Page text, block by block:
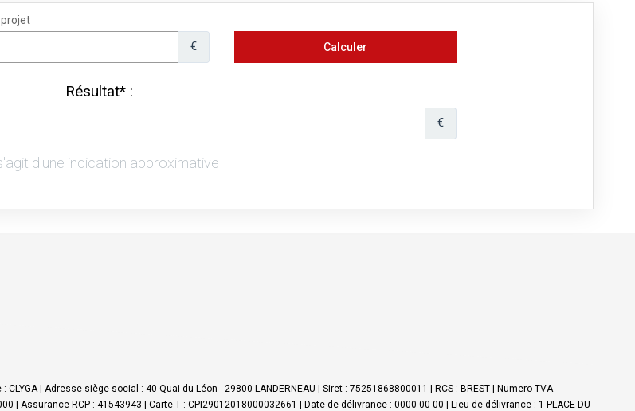
| Adresse siège social : 40 Quai du Léon - 29800 LANDERNEAU | Siret : 75251868800011 | RCS : BREST | Numero TVA
| Assurance RCP : 41543943 | Carte T : CPI29012018000032661 | Date de délivrance : 0000-00-00 | Lieu de délivrance : 1 PLACE DU